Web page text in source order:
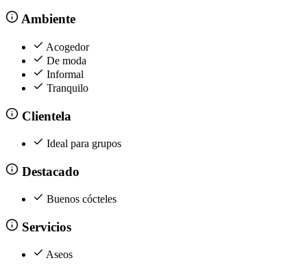
Ambiente
Acogedor
De moda
Informal
Tranquilo
Clientela
Ideal para grupos
Destacado
Buenos cócteles
Servicios
Aseos